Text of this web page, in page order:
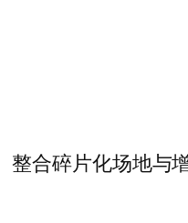
合碎片化场地与